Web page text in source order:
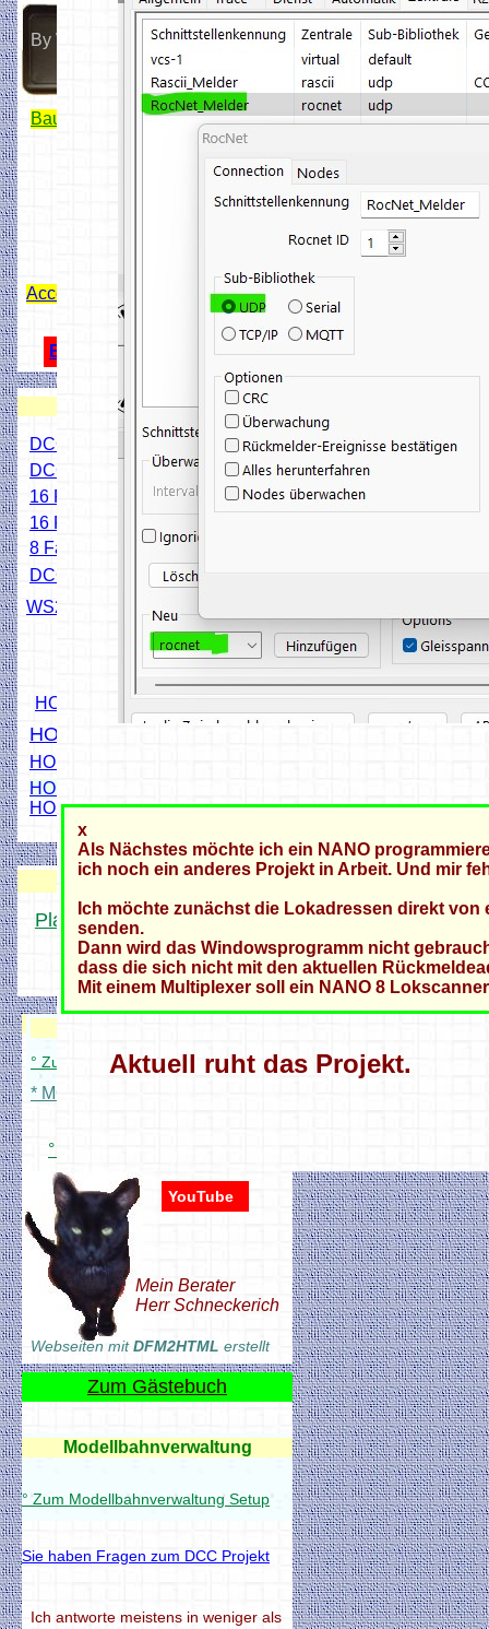
By Wiltfried
Bauanleitung von Wiltfried
Access Point Z21 App mit Rocrail
ESP32 USB Schutzdiode
3D Drucken
DCC Mini-Zentrale
DCC Simpel-Zentrale
16 Fach Stronfühler
16 Fach Kontaktgleis
8 Fach Servodecoder
DCC Servo-Schaltdecoder
WS2811 X3 Addapter
HO Ampel
HO Bü1 Signal
HO Andreaskreuz
HO Signale mit WS2811
HO Bahnschranke
° Übersicht auf YouTube.de
° Zum Modellbahnverwaltung Setup
YouTube
* MOBA Zubehör Konfig
Mein Berater
Herr Schneckerich
Webseiten mitDFM2HTML erstellt
Zum Gästebuch
Modellbahnverwaltung
° Zum Modellbahnverwaltung Setup
Sie haben Fragen zum DCC Projekt
Ich antworte meistens in weniger als
Modellbahnverwaltung
° Zum Modellbahnverwaltung Setup
DCC Projekt-Platinen
Platinen für MOBA-Freunde
° Platinen Übersicht
x
Als Nächstes möchte ich ein NANO
ich noch ein anderes Projekt in Arbeit. Und mir
Ich möchte zunächst die Lokadressen direkt
senden.
Dann wird das Windowsprogramm nicht
dass die sich nicht mit den aktuellen
Mit einem Multiplexer soll ein NANO 8
Aktuell ruht das Projekt.